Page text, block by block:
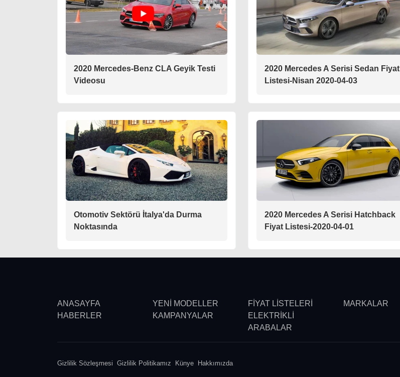
2020 Mercedes-Benz CLA Geyik Testi
Videosu
2020 Mercedes A Serisi Sedan Fiyat
Listesi-Nisan 2020-04-03
Otomotiv Sektörü İtalya'da Durma
Noktasında
2020 Mercedes A Serisi Hatchback
Fiyat Listesi-2020-04-01
ANASAYFA
HABERLER
YENİ MODELLER
KAMPANYALAR
FİYAT LİSTELERİ
ELEKTRİKLİ
ARABALAR
MARKALAR
Gizlilik Sözleşmesi Gizlilik Politikamız Künye Hakkımızda